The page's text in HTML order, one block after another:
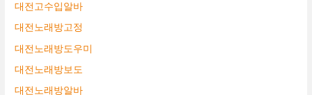
대전고수입알바
대전노래방고정
대전노래방도우미
대전노래방보도
대전노래방알바